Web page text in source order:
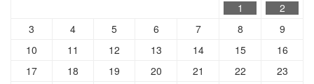
1
2
3
4 5 6 7 8
9
10
11 12 13 14 15
16
17
18 19 20 21 22
23